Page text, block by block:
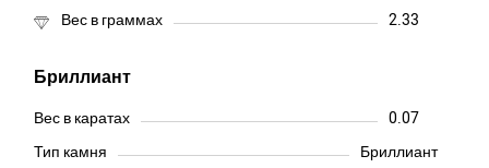
Вес в граммах
2.33
Бриллиант
Вес в каратах
0.07
Тип камня
Бриллиант